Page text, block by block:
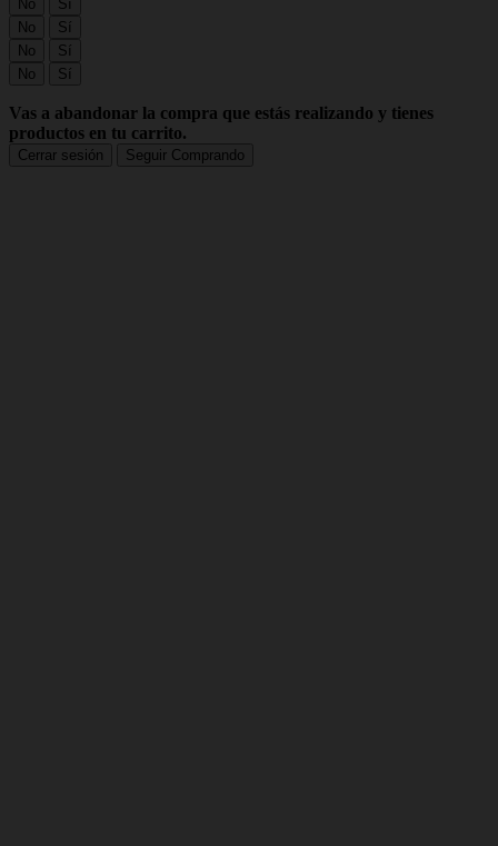
No
Sí
No
Sí
No
Sí
No
Sí
Vas a abandonar la compra que estás realizando y tienes
productos en tu carrito.
Cerrar sesión Seguir Comprando